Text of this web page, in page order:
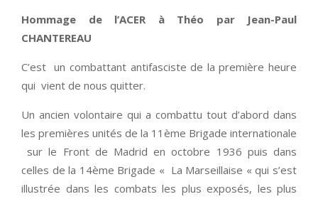
Hommage de l’ACER à Théo par Jean-Paul
CHANTEREAU
C’est un combattant antifasciste de la première heure
qui vient de nous quitter.
Un ancien volontaire qui a combattu tout d’abord dans
les premières unités de la 11ème Brigade internationale
sur le Front de Madrid en octobre 1936 puis dans
celles de la 14ème Brigade « La Marseillaise « qui s’est
illustrée dans les combats les plus exposés, les plus